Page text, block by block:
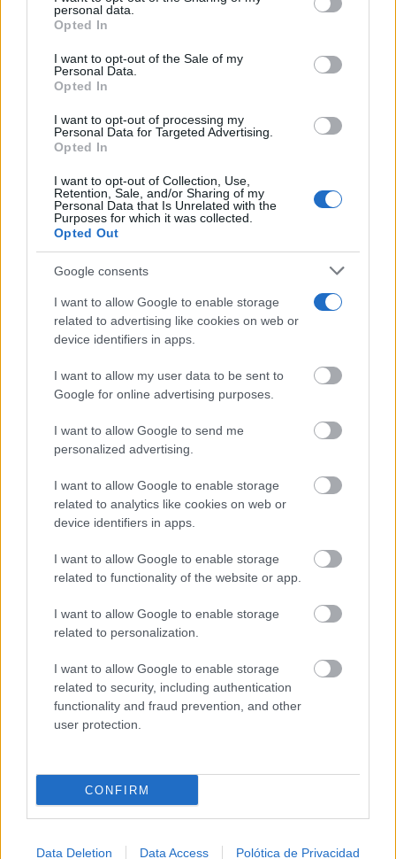
a este sitio y haciendo clic en el botón "Privacidad" en la
parte inferior de la página web.
Please note that this website/app uses one or more Google
services and may gather and store information including but
not limited to your visit or usage behaviour. You may click to
use your data for below specified purposes in below Google
consent section.
personal data.
Opted In
I want to opt-out of the Sale of my
Personal Data.
Opted In
I want to opt-out of processing my
Personal Data for Targeted Advertising.
Opted In
I want to opt-out of Collection, Use,
Retention, Sale, and/or Sharing of my
Personal Data that Is Unrelated with the
Purposes for which it was collected.
Opted Out
Google consents
I want to allow Google to enable storage
related to advertising like cookies on web or
device identifiers in apps.
I want to allow my user data to be sent to
Google for online advertising purposes.
I want to allow Google to send me
personalized advertising.
I want to allow Google to enable storage
related to analytics like cookies on web or
device identifiers in apps.
I want to allow Google to enable storage
related to functionality of the website or app.
I want to allow Google to enable storage
related to personalization.
I want to allow Google to enable storage
related to security, including authentication
functionality and fraud prevention, and other
user protection.
CONFIRM
Data Deletion Data Access Polótica de Privacidad
¿Por qué se contagia?
La ciencia explica por qué el bostezo es contagioso
No son populares, pero sí extraordinariamente
útiles
¿Conocías estos 5 consejos?
Consejos infalibles para eliminar la cal del baño fácil
y rápido